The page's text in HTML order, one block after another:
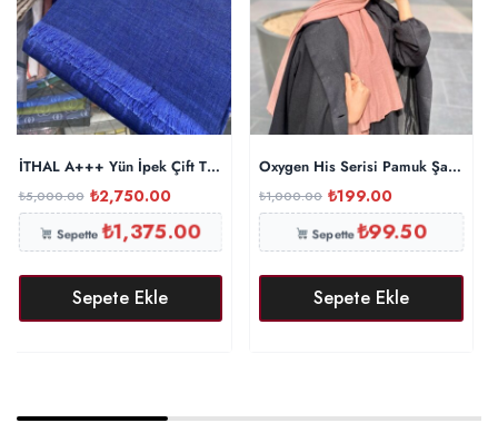
İTHAL A+++ Yün İpek Çift Taraflı Marka Şal – Saks
₺5,000.00 ₺2,750.00
Sepette₺1,375.00
Sepete Ekle
Oxygen His Serisi Pamuk Şal –
₺1,000.00 ₺199.00
Sepette₺99.50
Sepete Ekle